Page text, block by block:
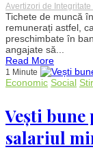
Avertizori de Integritate
Tichete de muncă
remunerați astfel,
preschimbate în
angajate să...
Read More
1 Minute
Economic Social
Vești
salariul